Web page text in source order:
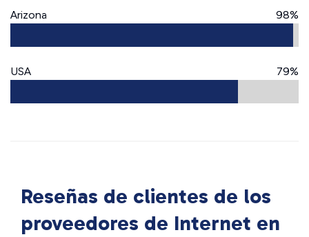
Arizona 98%
USA 79%
Reseñas de clientes de los
proveedores de Internet en